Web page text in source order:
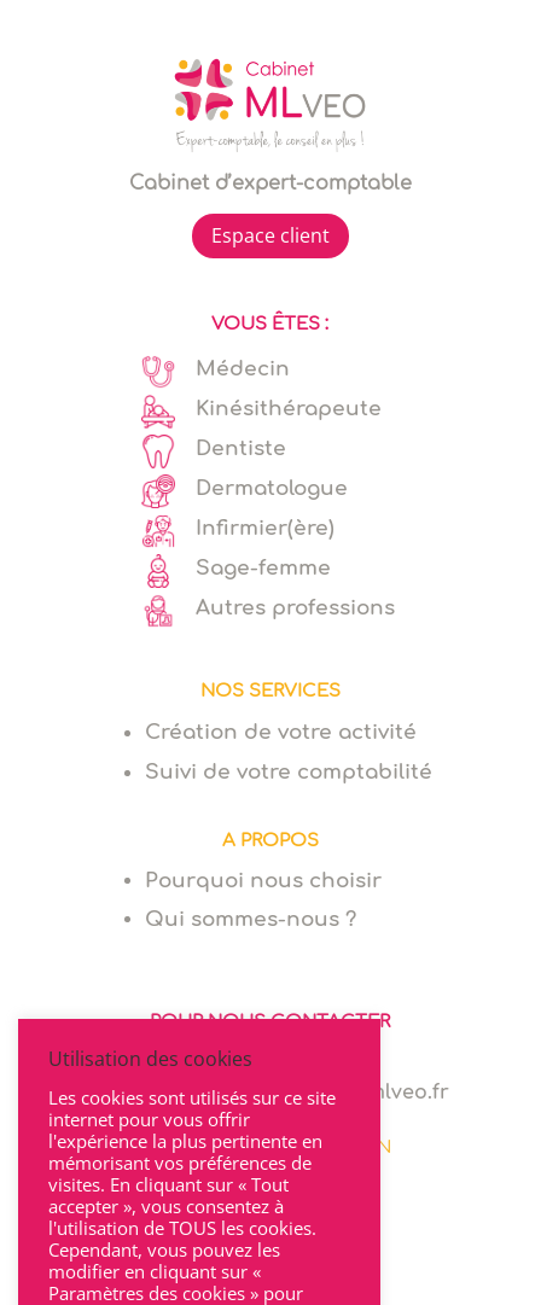
Cabinet d’expert-comptable
Espace client
VOUS ÊTES :
Médecin
Kinésithérapeute
Dentiste
Dermatologue
Infirmier(ère)
Sage-femme
Autres professions
NOS SERVICES
Création de votre activité
Suivi de votre comptabilité
A PROPOS
Pourquoi nous choisir
Qui sommes-nous ?
POUR NOUS CONTACTER
06 64 94 03 68
marie.levionnois@cabinet-mlveo.fr
22 rue Seguin 69002 LYON
Utilisation des cookies
Les cookies sont utilisés sur ce site
internet pour vous offrir
l'expérience la plus pertinente en
mémorisant vos préférences de
visites. En cliquant sur « Tout
accepter », vous consentez à
l'utilisation de TOUS les cookies.
Cependant, vous pouvez les
modifier en cliquant sur «
Paramètres des cookies » pour